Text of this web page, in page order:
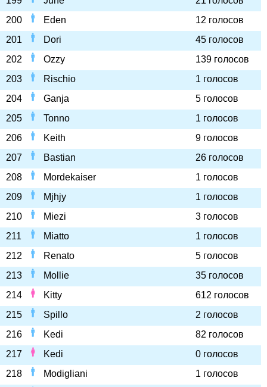
200
Eden
12 голосов
201
Dori
45 голосов
202
Ozzy
139 голосов
203
Rischio
1 голосов
204
Ganja
5 голосов
205
Tonno
1 голосов
206
Keith
9 голосов
207
Bastian
26 голосов
208
Mordekaiser
1 голосов
209
Mjhjy
1 голосов
210
Miezi
3 голосов
211
Miatto
1 голосов
212
Renato
5 голосов
213
Mollie
35 голосов
214
Kitty
612 голосов
215
Spillo
2 голосов
216
Kedi
82 голосов
217
Kedi
0 голосов
218
Modigliani
1 голосов